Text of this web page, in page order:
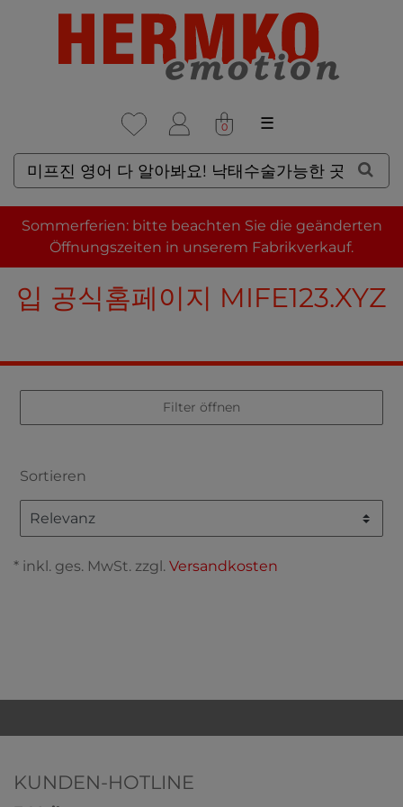
0 ☰
Sommerferien: bitte beachten Sie die geänderten
Öffnungszeiten in unserem Fabrikverkauf.
SUCHERGEBNISSE FÜR: 미
프진 영어 다 알아봐요! 낙태수
술가능한 곳 - 미프진 낙태약 구
입 공식홈페이지 MIFE123.XYZ
Filter öffnen
Sortieren
* inkl. ges. MwSt. zzgl. Versandkosten
KUNDEN-HOTLINE